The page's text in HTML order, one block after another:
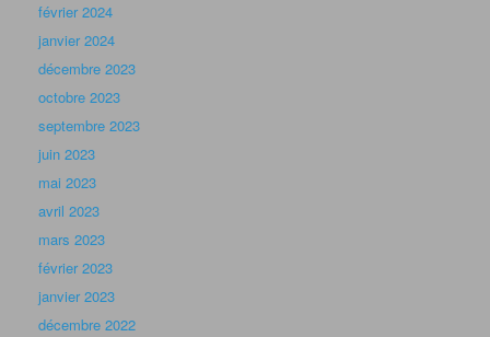
février 2024
janvier 2024
décembre 2023
octobre 2023
septembre 2023
juin 2023
mai 2023
avril 2023
mars 2023
février 2023
janvier 2023
décembre 2022